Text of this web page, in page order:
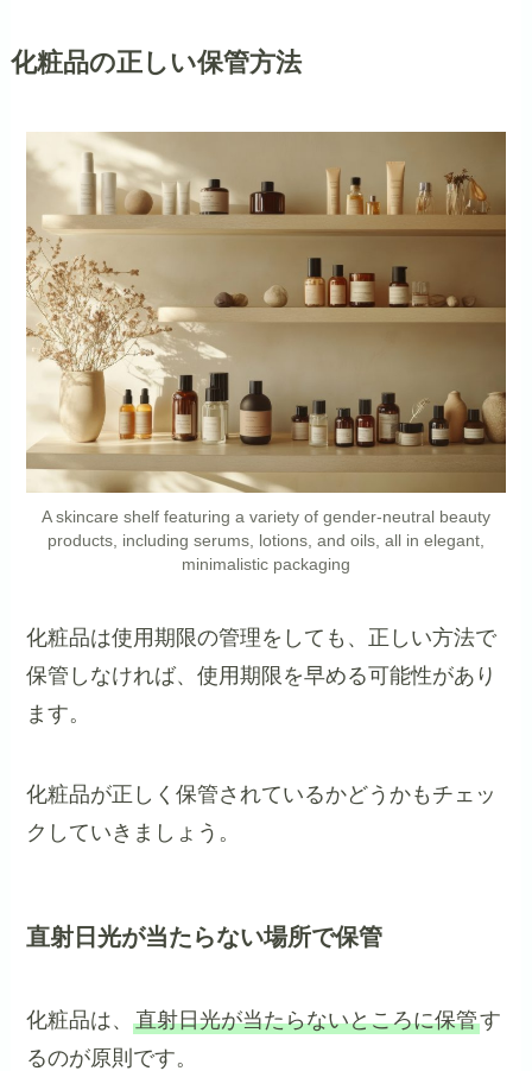
化粧品の正しい保管方法
A skincare shelf featuring a variety of gender-neutral beauty
products, including serums, lotions, and oils, all in elegant,
minimalistic packaging
化粧品は使用期限の管理をしても、正しい方法で
保管しなければ、使用期限を早める可能性があり
ます。
化粧品が正しく保管されているかどうかもチェッ
クしていきましょう。
直射日光が当たらない場所で保管
化粧品は、直射日光が当たらないところに保管す
るのが原則です。